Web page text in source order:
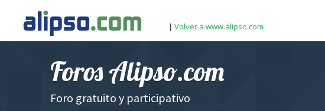
| Volver a www.alipso.com
Foros Alipso.com
Foro gratuito y participativo